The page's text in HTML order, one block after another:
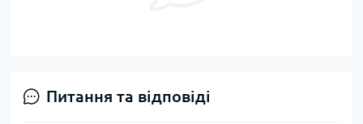
Питання та відповіді